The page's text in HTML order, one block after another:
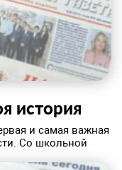
история
и самая важная
Со школьной